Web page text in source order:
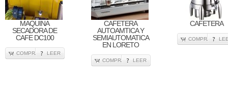
MAQUINA
SECADORA DE
CAFE DC100
COMPRA LEER
CAFETERA
AUTOAMTICA Y
SEMIAUTOMATICA
EN LORETO
COMPRA LEER
CAFETERA
COMPRA